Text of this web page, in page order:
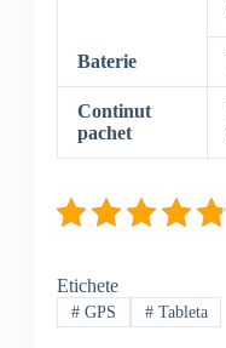
Baterie
Continut
pachet
Etichete
#GPS #Tableta